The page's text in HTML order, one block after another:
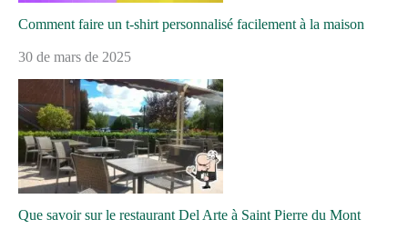
Comment faire un t-shirt personnalisé facilement à la maison
30 de mars de 2025
Que savoir sur le restaurant Del Arte à Saint Pierre du Mont